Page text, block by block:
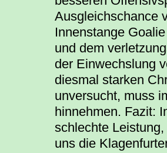
Ausgleichschance
Innenstange
und dem
der Einwechslung
diesmal starken
unversucht, muss
hinnehmen. Fazit:
schlechte
uns die